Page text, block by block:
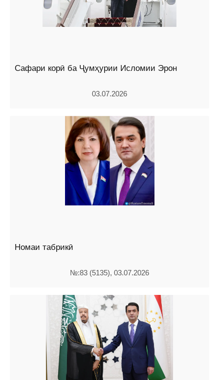
Сафари корӣ ба Ҷумҳурии Исломии Эрон
03.07.2026
Номаи табрикӣ
№:83 (5135), 03.07.2026